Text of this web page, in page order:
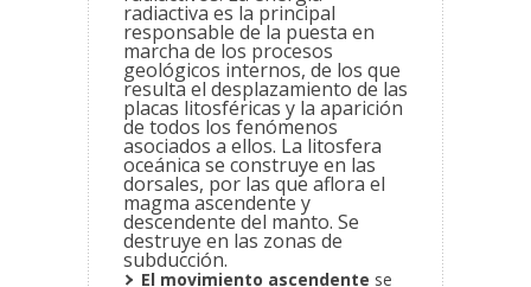
radiactiva es la principal
responsable de la puesta en
marcha de los procesos
geológicos internos, de los que
resulta el desplazamiento de las
placas litosféricas y la aparición
de todos los fenómenos
asociados a ellos. La litosfera
oceánica se construye en las
dorsales, por las que aflora el
magma ascendente y
descendente del manto. Se
destruye en las zonas de
subducción.
El movimiento ascendente se